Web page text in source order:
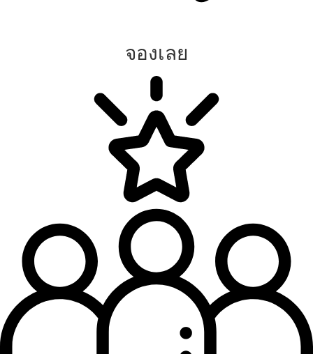
จองเลย